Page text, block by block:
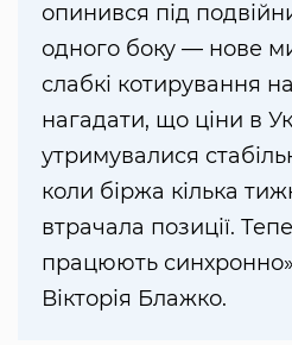
опинився під
одного боку — нове
слабкі котирування
нагадати, що ціни в
утримувалися
коли біржа кілька
втрачала позиції.
працюють
Вікторія Блажко.